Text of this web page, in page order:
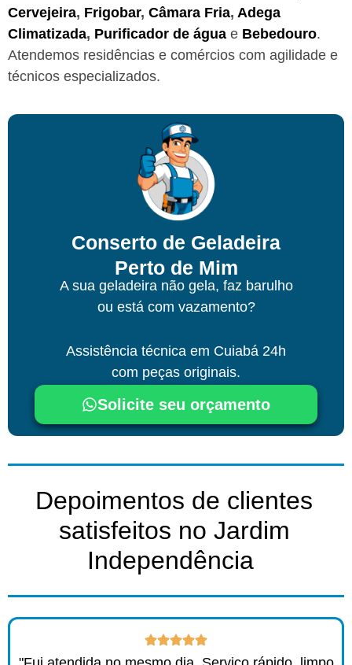
Cervejeira, Frigobar, Câmara Fria, Adega
Climatizada, Purificador de água e Bebedouro.
Atendemos residências e comércios com agilidade e
técnicos especializados.
Conserto de Geladeira
Perto de Mim
A sua geladeira não gela, faz barulho
ou está com vazamento?
Assistência técnica em Cuiabá 24h
com peças originais.
Solicite seu orçamento
Depoimentos de clientes
satisfeitos no Jardim
Independência ​